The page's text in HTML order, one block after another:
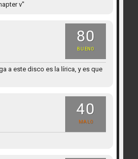
v"
80
BUENO
a este disco es la lírica, y es que
40
MALO